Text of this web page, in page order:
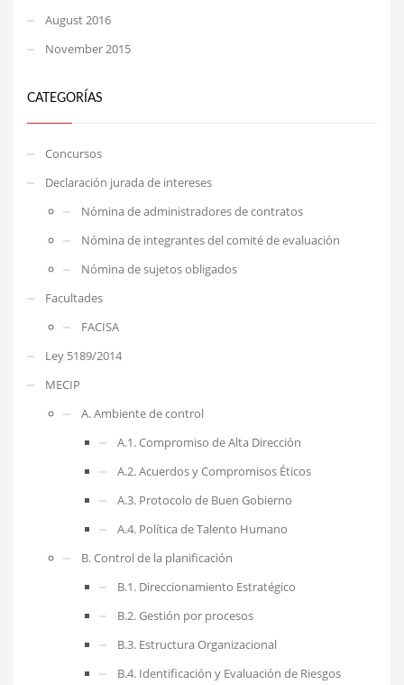
August 2016
November 2015
CATEGORÍAS
Concursos
Declaración jurada de intereses
Nómina de administradores de contratos
Nómina de integrantes del comité de evaluación
Nómina de sujetos obligados
Facultades
FACISA
Ley 5189/2014
MECIP
A. Ambiente de control
A.1. Compromiso de Alta Dirección
A.2. Acuerdos y Compromisos Éticos
A.3. Protocolo de Buen Gobierno
A.4. Política de Talento Humano
B. Control de la planificación
B.1. Direccionamiento Estratégico
B.2. Gestión por procesos
B.3. Estructura Organizacional
B.4. Identificación y Evaluación de Riesgos